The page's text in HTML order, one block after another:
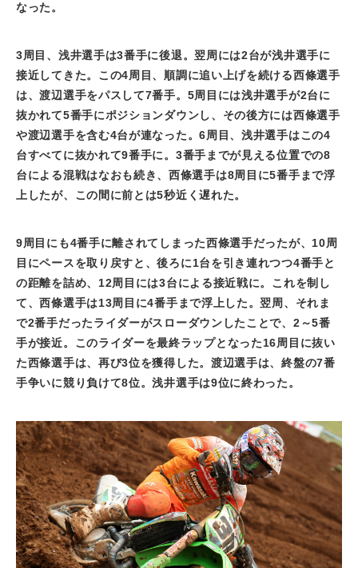
なった。
3周目、浅井選手は3番手に後退。翌周には2台が浅井選手に
接近してきた。この4周目、順調に追い上げを続ける西條選手
は、渡辺選手をパスして7番手。 5周目には浅井選手が2台に
抜かれて5番手にポジションダウンし、その後方には西條選手
や渡辺選手を含む4台が連なった。6周目、浅井選手はこの4
台すべてに抜かれて9番手に。 3番手までが見える位置での8
台による混戦はなおも続き、西條選手は8周目に5番手まで浮
上したが、この間に前とは5秒近く遅れた。
9周目にも4番手に離されてしまった西條選手だったが、10周
目にペースを取り戻すと、後ろに1台を引き連れつつ4番手と
の距離を詰め、 12周目には3台による接近戦に。これを制し
て、西條選手は13周目に4番手まで浮上した。翌周、それま
で2番手だったライダーがスローダウンしたことで、 2 ～5番
手が接近。このライダーを最終ラップとなった16周目に抜い
た西條選手は、再び3位を獲得した。渡辺選手は、終盤の7番
手争いに競り負けて8位。浅井選手は9位に終わった。